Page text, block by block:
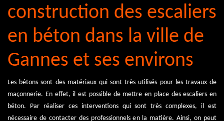
construction des escaliers
en béton dans la ville de
Gannes et ses environs
Les bétons sont des matériaux qui sont très utilisés pour les travaux de
maçonnerie. En effet, il est possible de mettre en place des escaliers en
béton. Par réaliser ces interventions qui sont très complexes, il est
nécessaire de contacter des professionnels en la matière. Ainsi, on peut